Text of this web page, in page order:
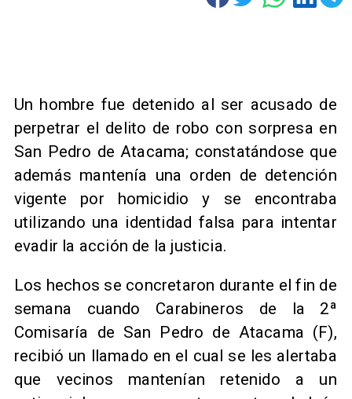
Un hombre fue detenido al ser acusado de
perpetrar el delito de robo con sorpresa en
San Pedro de Atacama; constatándose que
además mantenía una orden de detención
vigente por homicidio y se encontraba
utilizando una identidad falsa para intentar
evadir la acción de la justicia.
Los hechos se concretaron durante el fin de
semana cuando Carabineros de la 2ª
Comisaría de San Pedro de Atacama (F),
recibió un llamado en el cual se les alertaba
que vecinos mantenían retenido a un